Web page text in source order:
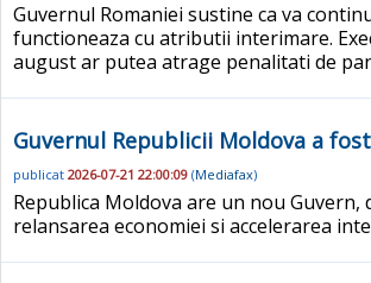
Guvernul Romaniei sustine ca va
functioneaza cu atributii interimare.
august ar putea atrage penalitati de
Guvernul Republicii Moldova a
publicat 2026-07-21 22:00:09 (Mediafax)
Republica Moldova are un nou
relansarea economiei si accelerarea